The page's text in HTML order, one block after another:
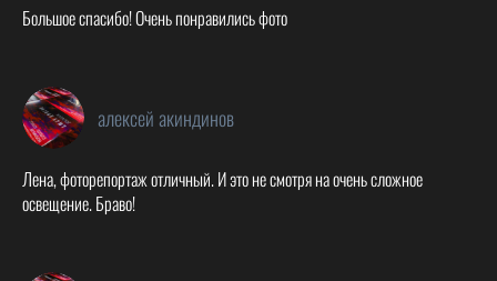
Большое спасибо! Очень понравились фото
алексей акиндинов
Лена, фоторепортаж отличный. И это не смотря на очень сложное
освещение. Браво!